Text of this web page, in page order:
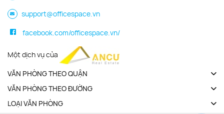
support@officespace.vn
facebook.com/officespace.vn/
Một dịch vụ của
VĂN PHÒNG THEO QUẬN
VĂN PHÒNG THEO ĐƯỜNG
LOẠI VĂN PHÒNG